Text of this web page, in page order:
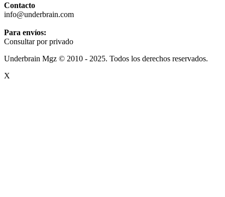
Contacto
info@underbrain.com
Para envíos:
Consultar por privado
Underbrain Mgz © 2010 - 2025. Todos los derechos reservados.
X